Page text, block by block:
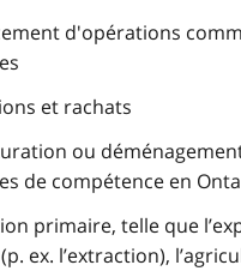
d'opérations
et rachats
ou
de compétence en
primaire, telle que
ex. l’extraction),